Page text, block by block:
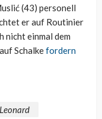
(43) personell
er auf Routinier
nicht einmal dem
Schalkefordern